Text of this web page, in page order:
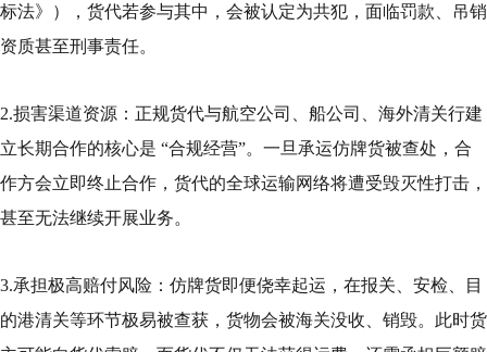
标法》），货代若参与其中，会被认定为共犯，面临罚款、吊销
资质甚至刑事责任。
2.损害渠道资源：正规货代与航空公司、船公司、海外清关行建
立长期合作的核心是 “合规经营”。一旦承运仿牌货被查处，合
作方会立即终止合作，货代的全球运输网络将遭受毁灭性打击，
甚至无法继续开展业务。
3.承担极高赔付风险：仿牌货即便侥幸起运，在报关、安检、目
的港清关等环节极易被查获，货物会被海关没收、销毁。此时货